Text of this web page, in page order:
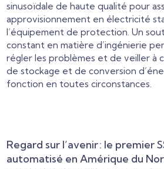
sinusoïdale de haute qualité pour
approvisionnement en électricité
l’équipement de protection. Un
constant en matière d’ingénierie
régler les problèmes et de veiller à
de stockage et de conversion
fonction en toutes circonstances.
Regard sur l’avenir : le premier
automatisé en Amérique du